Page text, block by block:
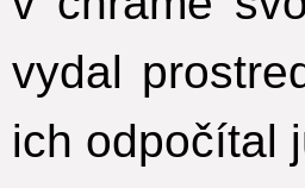
vydal
ich odpočítal